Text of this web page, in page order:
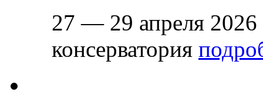
27 — 29 апреля 2026
консерватория